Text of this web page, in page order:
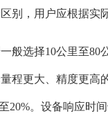
别，用户应根据实
般选择10公里至
程更大、精度更高
20%。设备响应时